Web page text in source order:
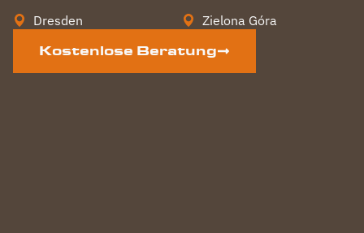
Dresden Zielona Góra
Kostenlose Beratung